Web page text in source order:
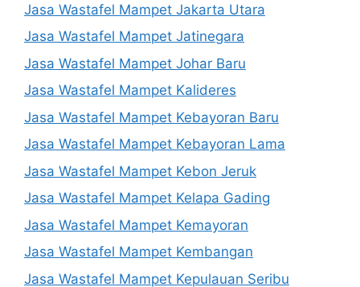
Jasa Wastafel Mampet Jakarta Utara
Jasa Wastafel Mampet Jatinegara
Jasa Wastafel Mampet Johar Baru
Jasa Wastafel Mampet Kalideres
Jasa Wastafel Mampet Kebayoran Baru
Jasa Wastafel Mampet Kebayoran Lama
Jasa Wastafel Mampet Kebon Jeruk
Jasa Wastafel Mampet Kelapa Gading
Jasa Wastafel Mampet Kemayoran
Jasa Wastafel Mampet Kembangan
Jasa Wastafel Mampet Kepulauan Seribu